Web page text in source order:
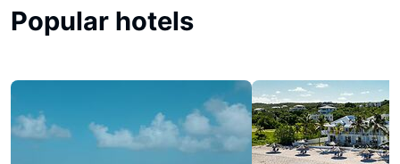
Popular hotels